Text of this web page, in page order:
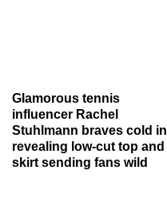
Glamorous tennis
influencer Rachel
Stuhlmann braves cold in
revealing low-cut top and
skirt sending fans wild